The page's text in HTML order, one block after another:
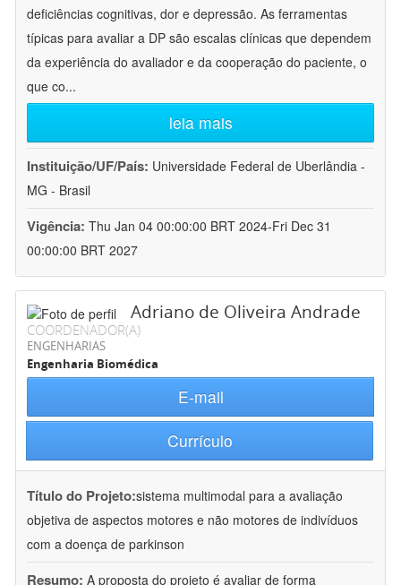
deficiências cognitivas, dor e depressão. As ferramentas
típicas para avaliar a DP são escalas clínicas que dependem
da experiência do avaliador e da cooperação do paciente, o
que co...
leia mais
Instituição/UF/País: Universidade Federal de Uberlândia -
MG - Brasil
Vigência: Thu Jan 04 00:00:00 BRT 2024-Fri Dec 31
00:00:00 BRT 2027
Adriano de Oliveira Andrade
COORDENADOR(A)
ENGENHARIAS
Engenharia Biomédica
E-mail
Currículo
Título do Projeto:sistema multimodal para a avaliação
objetiva de aspectos motores e não motores de indivíduos
com a doença de parkinson
Resumo: A proposta do projeto é avaliar de forma